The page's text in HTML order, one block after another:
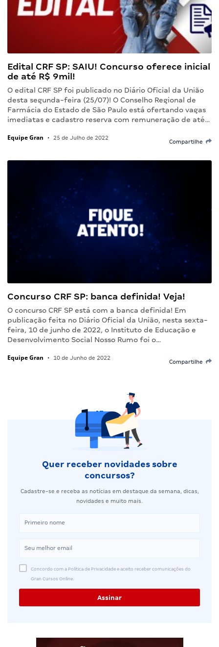
Edital CRF SP: SAIU! Concurso oferece inicial
de até R$ 9mil!
O edital CRF SP foi publicado no Diário Oficial da União
desta segunda-feira (25/07)! O Conselho Regional de
Farmácia do Estado de São Paulo está ofertando vagas
imediatas e cadastro reserva com remuneração de até…
Equipe Gran • 25 de Julho de 2022
Compartilhe
Concurso CRF SP: banca definida! Veja!
O concurso CRF SP está com a banca definida! Em
publicação feita no Diário Oficial da União, nesta sexta-
feira, 10 de junho de 2022, o Instituto de Educação e
Desenvolvimento Social Nosso Rumo foi o…
Equipe Gran • 10 de Junho de 2022
Compartilhe
Quer receber novidades sobre
concursos?
Cadastre-se e receba as notícias em destaque da semana, dicas,
novidades e muito mais.
Concordo com a Política de Privacidade e aceito receber comunicações do
Gran Cursos Online.